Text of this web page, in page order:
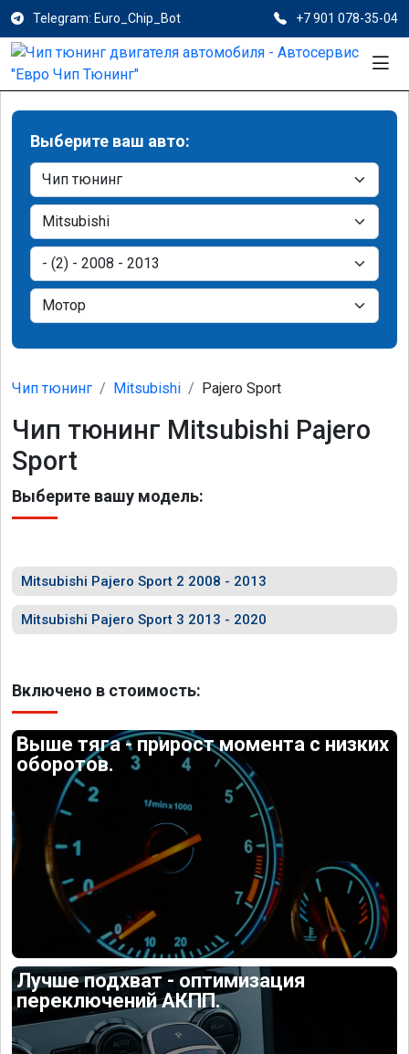
Telegram: Euro_Chip_Bot +7 901 078-35-04
Выберите ваш авто:
Чип тюнинг Mitsubishi Pajero Sport
Чип тюнинг Mitsubishi Pajero
Sport
Выберите вашу модель:
Mitsubishi Pajero Sport 2 2008 - 2013
Mitsubishi Pajero Sport 3 2013 - 2020
Включено в стоимость:
Выше тяга - прирост момента с низких
оборотов.
Лучше подхват - оптимизация
переключений АКПП.